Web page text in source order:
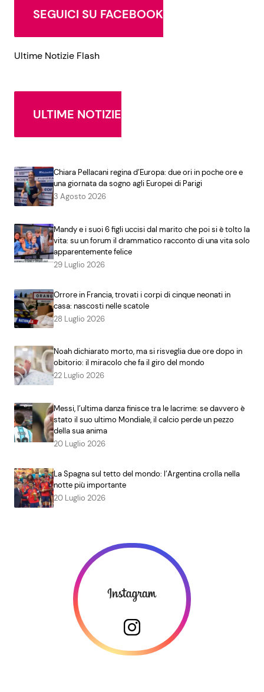
SEGUICI SU FACEBOOK
Ultime Notizie Flash
ULTIME NOTIZIE
Chiara Pellacani regina d’Europa: due ori in poche ore e
una giornata da sogno agli Europei di Parigi
3 Agosto 2026
Mandy e i suoi 6 figli uccisi dal marito che poi si è tolto la
vita: su un forum il drammatico racconto di una vita solo
apparentemente felice
29 Luglio 2026
Orrore in Francia, trovati i corpi di cinque neonati in
casa: nascosti nelle scatole
28 Luglio 2026
Noah dichiarato morto, ma si risveglia due ore dopo in
obitorio: il miracolo che fa il giro del mondo
22 Luglio 2026
Messi, l’ultima danza finisce tra le lacrime: se davvero è
stato il suo ultimo Mondiale, il calcio perde un pezzo
della sua anima
20 Luglio 2026
La Spagna sul tetto del mondo: l’Argentina crolla nella
notte più importante
20 Luglio 2026